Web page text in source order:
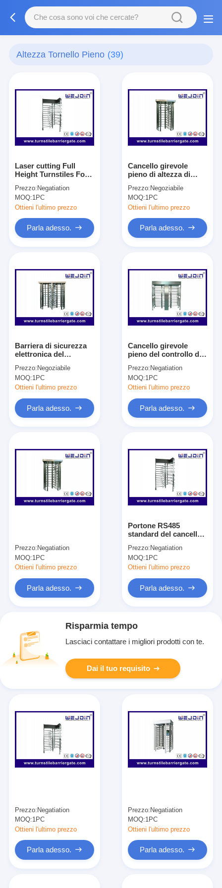
Altezza Tornello Pieno (39)
Laser cutting Full
Height Turnstiles For
ID Card
Prezzo: Negatiation
MOQ:1PC
Ottieni l'ultimo prezzo
Parla adesso.
Cancello girevole
pieno di altezza di
Digital/cancelli girevoli
sistemi automatici
Prezzo: Negoziabile
MOQ:1PC
Ottieni l'ultimo prezzo
Parla adesso.
Barriera di sicurezza
elettronica del
pieno automatico di
altezza di acciaio
inossidabile 304
Prezzo: Negoziabile
MOQ:1PC
Ottieni l'ultimo prezzo
Parla adesso.
Cancello girevole
pieno del controllo di
Prezzo: Negatiation
MOQ:1PC
Ottieni l'ultimo prezzo
Parla adesso.
Prezzo: Negatiation
MOQ:1PC
Ottieni l'ultimo prezzo
Parla adesso.
Portone RS485
standard del cancello
di accesso dell'acciaio
inossidabile di mostra
Prezzo: Negatiation
MOQ:1PC
Ottieni l'ultimo prezzo
Parla adesso.
Risparmia tempo
Lasciaci contattare i migliori prodotti con te.
Dai il tuo requisito
Prezzo: Negatiation
MOQ:1PC
Ottieni l'ultimo prezzo
Parla adesso.
Prezzo: Negatiation
MOQ:1PC
Ottieni l'ultimo prezzo
Parla adesso.